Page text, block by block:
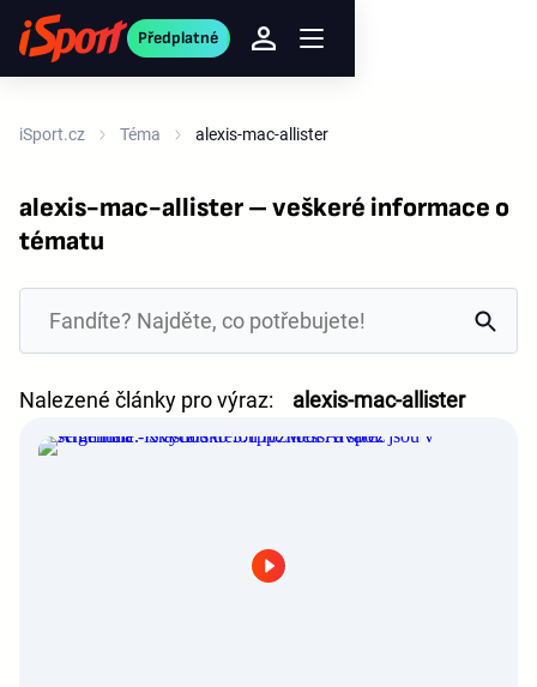
Předplatné
iSport.cz Téma alexis-mac-allister
alexis-mac-allister – veškeré informace o
tématu
Nalezené články pro výraz: alexis-mac-allister